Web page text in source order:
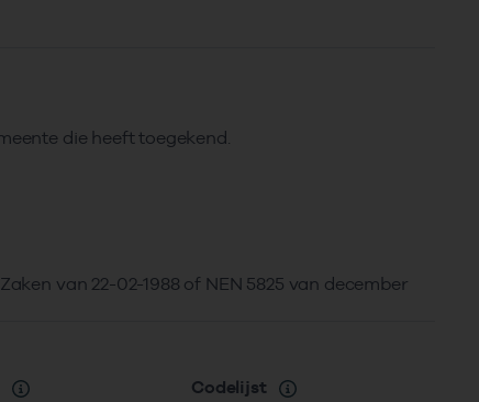
die heeft toegekend.
van 22-02-1988 of NEN 5825 van december
Codelijst